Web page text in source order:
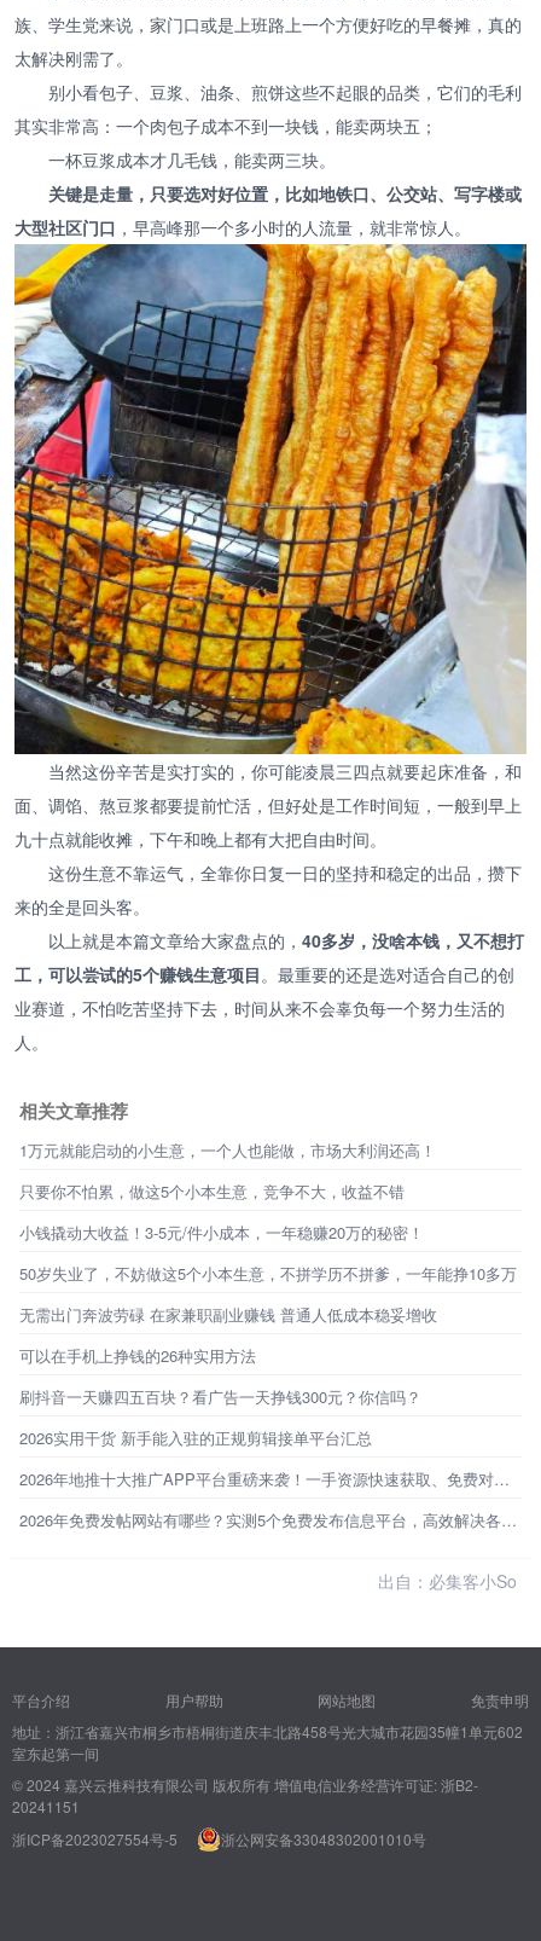
族、学生党来说，家门口或是上班路上一个方便好吃的早餐摊，真的
太解决刚需了。
别小看包子、豆浆、油条、煎饼这些不起眼的品类，它们的毛利
其实非常高：一个肉包子成本不到一块钱，能卖两块五；
一杯豆浆成本才几毛钱，能卖两三块。
关键是走量，只要选对好位置，比如地铁口、公交站、写字楼或
大型社区门口 ，早高峰那一个多小时的人流量，就非常惊人。
当然这份辛苦是实打实的，你可能凌晨三四点就要起床准备，和
面、调馅、熬豆浆都要提前忙活，但好处是工作时间短，一般到早上
九十点就能收摊，下午和晚上都有大把自由时间。
这份生意不靠运气，全靠你日复一日的坚持和稳定的出品，攒下
来的全是回头客。
以上就是本篇文章给大家盘点的， 40多岁，没啥本钱，又不想打
工，可以尝试的5个赚钱生意项目。最重要的还是选对适合自己的创
业赛道，不怕吃苦坚持下去，时间从来不会辜负每一个努力生活的
人。
相关文章推荐
1万元就能启动的小生意，一个人也能做，市场大利润还高！
只要你不怕累，做这5个小本生意，竞争不大，收益不错
小钱撬动大收益！3-5元/件小成本，一年稳赚20万的秘密！
50岁失业了，不妨做这5个小本生意，不拼学历不拼爹，一年能挣10多万
无需出门奔波劳碌 在家兼职副业赚钱 普通人低成本稳妥增收
可以在手机上挣钱的26种实用方法
刷抖音一天赚四五百块？看广告一天挣钱300元？你信吗？
2026实用干货 新手能入驻的正规剪辑接单平台汇总
2026年地推十大推广APP平台重磅来袭！一手资源快速获取、免费对接！
2026年免费发帖网站有哪些？实测5个免费发布信息平台，高效解决各类需求！
出自：必集客小So
平台介绍 用户帮助 网站地图
免责申明
地址：浙江省嘉兴市桐乡市梧桐街道庆丰北路458号光大城市花园35幢1单元602
室东起第一间
© 2024 嘉兴云推科技有限公司 版权所有增值电信业务经营许可证: 浙B2-
20241151
浙ICP备2023027554号-5
浙公网安备33048302001010号